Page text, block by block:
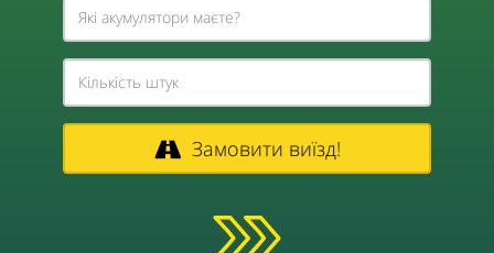
Замовити виїзд!